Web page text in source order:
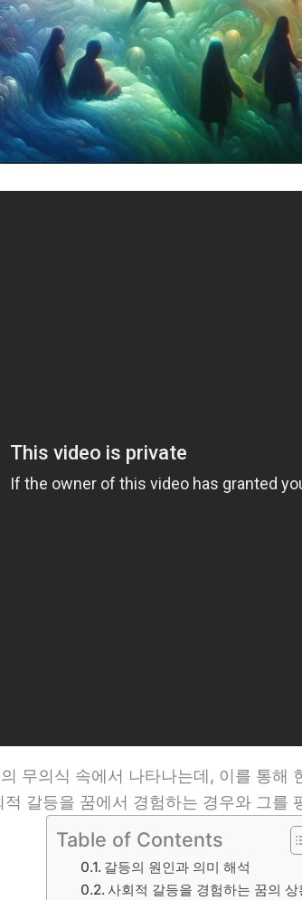
무의식 속에서 나타나는데, 이를 통해
갈등을 꿈에서 경험하는 경우와 그를
Table of Contents
갈등의 원인과 의미 해석
사회적 갈등을 경험하는 꿈의 상